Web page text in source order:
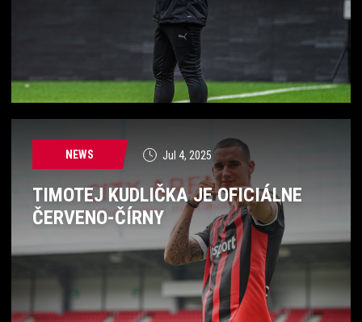
NEWS Jul 4, 2025
TIMOTEJ KUDLIČKA JE OFICIÁLNE
ČERVENO-ČÍRNY